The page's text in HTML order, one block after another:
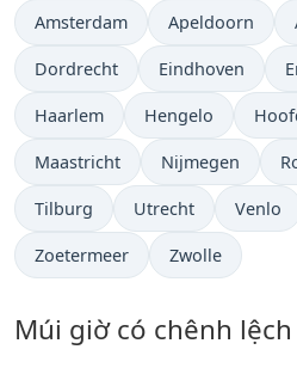
Amsterdam Apeldoorn
Dordrecht Eindhoven
Haarlem Hengelo
Maastricht Nijmegen
Tilburg Utrecht Venlo
Zoetermeer Zwolle
Múi giờ có chênh lệch